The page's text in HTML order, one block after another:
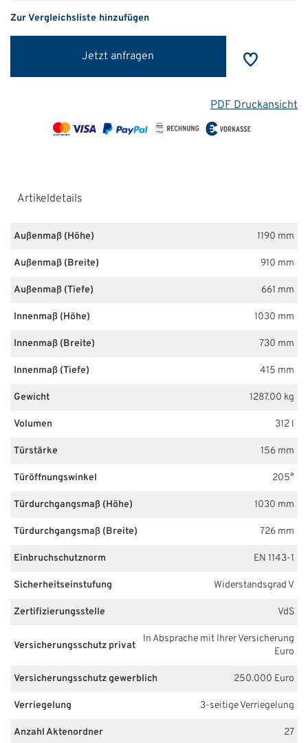
Zur Vergleichsliste hinzufügen
Jetzt anfragen
PDF Druckansicht
Artikeldetails
Außenmaß (Höhe) 1190 mm
Außenmaß (Breite) 910 mm
Außenmaß (Tiefe) 661 mm
Innenmaß (Höhe) 1030 mm
Innenmaß (Breite) 730 mm
Innenmaß (Tiefe) 415 mm
Gewicht 1287.00 kg
Volumen 312 l
Türstärke 156 mm
Türöffnungswinkel 205°
Türdurchgangsmaß (Höhe) 1030 mm
Türdurchgangsmaß (Breite) 726 mm
Einbruchschutznorm EN 1143-1
Sicherheitseinstufung Widerstandsgrad V
Zertifizierungsstelle VdS
Versicherungsschutz privat
In Absprache mit Ihrer Versicherung
Euro
Versicherungsschutz gewerblich 250.000 Euro
Verriegelung 3-seitige Verriegelung
Anzahl Aktenordner 27